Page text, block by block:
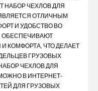
НАБОР ЧЕХЛОВ ДЛЯ
ЯВЛЯЕТСЯ ОТЛИЧНЫМ
И УДОБСТВО ВО
ОБЕСПЕЧИВАЮТ
КОМФОРТА, ЧТО ДЕЛАЕТ
ГРУЗОВЫХ
ЧЕХЛОВ ДЛЯ
В ИНТЕРНЕТ-
ДЛЯ ГРУЗОВЫХ